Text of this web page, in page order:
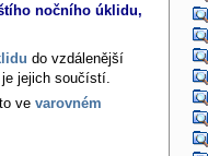
nočního úklidu,
do vzdálenější
jejich součístí.
ve varovném